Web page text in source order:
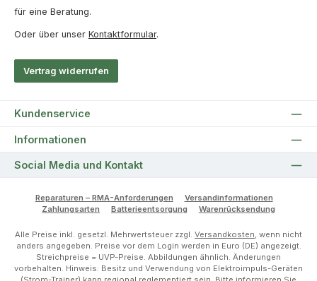
für eine Beratung.
Oder über unser Kontaktformular.
Vertrag widerrufen
Kundenservice
Informationen
Social Media und Kontakt
Reparaturen – RMA-Anforderungen
Versandinformationen
Zahlungsarten
Batterieentsorgung Warenrücksendung
Alle Preise inkl. gesetzl. Mehrwertsteuer zzgl. Versandkosten, wenn nicht
anders angegeben. Preise vor dem Login werden in Euro (DE) angezeigt.
Streichpreise = UVP-Preise. Abbildungen ähnlich. Änderungen
vorbehalten. Hinweis: Besitz und Verwendung von Elektroimpuls-Geräten